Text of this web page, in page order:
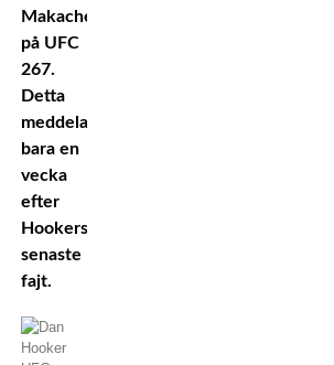
Makachev
på UFC
267.
Detta
meddelas
bara en
vecka
efter
Hookers
senaste
fajt.